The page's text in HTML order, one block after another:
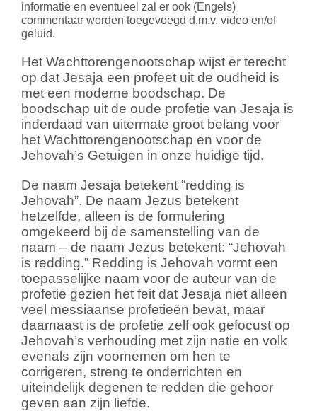
informatie en eventueel zal er ook (Engels)
commentaar worden toegevoegd d.m.v. video en/of
geluid.
Het Wachttorengenootschap wijst er terecht
op dat Jesaja een profeet uit de oudheid is
met een moderne boodschap. De
boodschap uit de oude profetie van Jesaja is
inderdaad van uitermate groot belang voor
het Wachttorengenootschap en voor de
Jehovah’s Getuigen in onze huidige tijd.
De naam Jesaja betekent “redding is
Jehovah”. De naam Jezus betekent
hetzelfde, alleen is de formulering
omgekeerd bij de samenstelling van de
naam – de naam Jezus betekent: “Jehovah
is redding.” Redding is Jehovah vormt een
toepasselijke naam voor de auteur van de
profetie gezien het feit dat Jesaja niet alleen
veel messiaanse profetieën bevat, maar
daarnaast is de profetie zelf ook gefocust op
Jehovah’s verhouding met zijn natie en volk
evenals zijn voornemen om hen te
corrigeren, streng te onderrichten en
uiteindelijk degenen te redden die gehoor
geven aan zijn liefde.